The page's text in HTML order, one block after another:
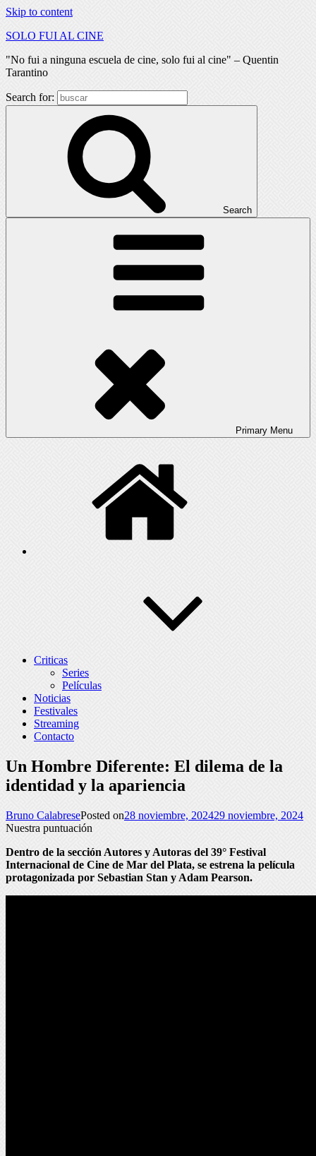
Skip to content
SOLO FUI AL CINE
"No fui a ninguna escuela de cine, solo fui al cine" – Quentin
Tarantino
Search for:
Search
Primary Menu
Criticas
Series
Películas
Noticias
Festivales
Streaming
Contacto
Un Hombre Diferente: El dilema de la
identidad y la apariencia
Bruno CalabresePosted on28 noviembre, 202429 noviembre, 2024
Nuestra puntuación
Dentro de la sección Autores y Autoras del 39° Festival
Internacional de Cine de Mar del Plata, se estrena la película
protagonizada por Sebastian Stan y Adam Pearson.